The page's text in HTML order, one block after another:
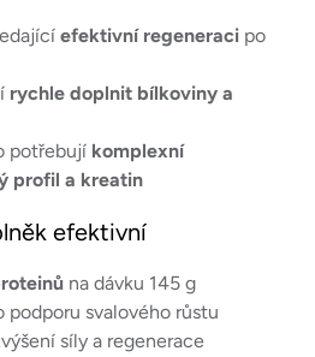
efektivní regeneraci po
rychle doplnit bílkoviny a
potřebují komplexní
profil a kreatin
efektivní
na dávku 145 g
podporu svalového růstu
síly a regenerace